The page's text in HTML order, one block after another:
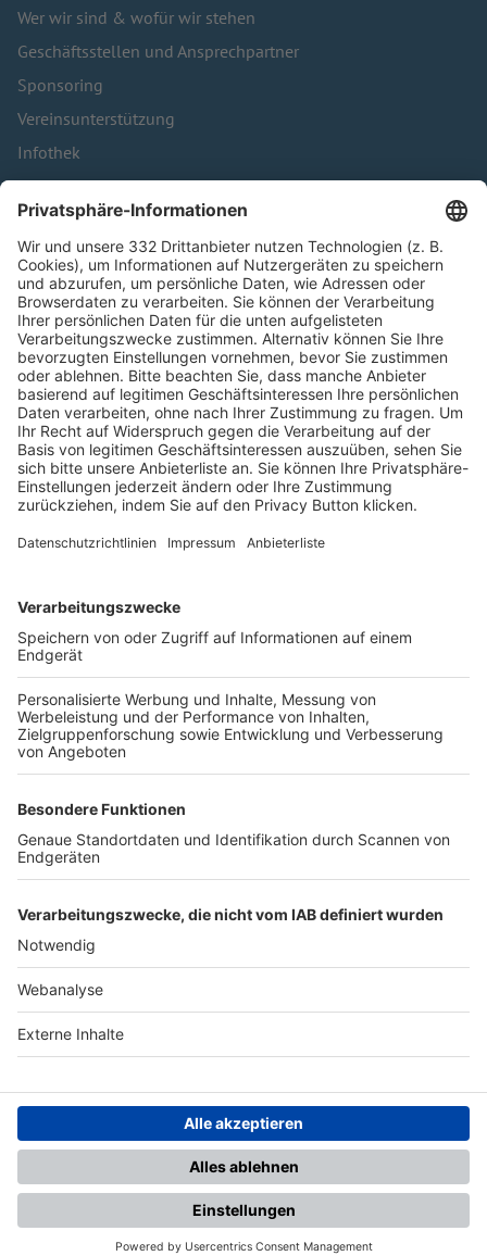
Wer wir sind & wofür wir stehen
Geschäftsstellen und Ansprechpartner
Sponsoring
Vereinsunterstützung
Infothek
Kontakt
HÄUFIG BESUCHTE SEITEN
Pässe und Vereinswechsel
Trainerausbildung
Schulungsangebot Vereinsmitarbeiter
BFV-Geschäftsstellen
Trainerbörse
Login SpielPlus
FOLGE DEM BFV
TOP-VEREINE
TOP-PARTNER
SFV DFB
Nutzungsbedingungen Datenschutz Impressum
Ihr Gerät wird möglicherweise
nicht vollständig unterstützt.
Für die beste Nutzung empfehlen
wir ein kompatibles Gerät oder
einen aktuellen Browser.